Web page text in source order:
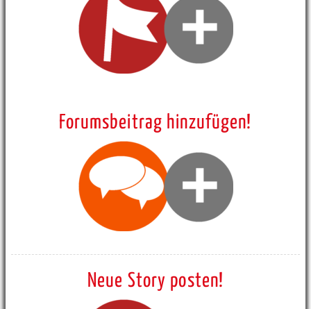
Forumsbeitrag hinzufügen!
Neue Story posten!